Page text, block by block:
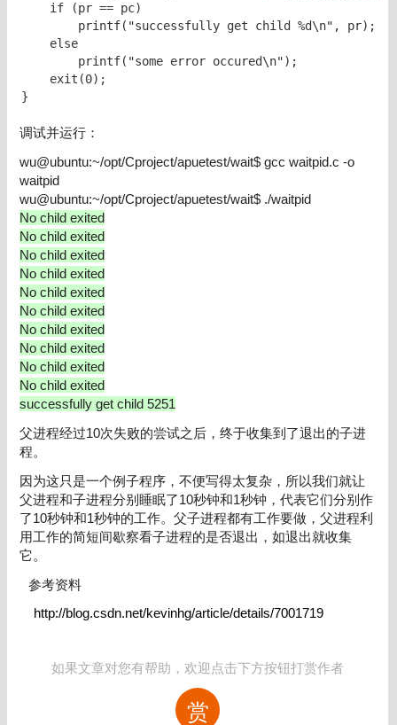
if (pr == pc)
printf("successfully get child %d\n", pr);
else
printf("some error occured\n");
exit(0);
}
调试并运行：
wu@ubuntu:~/opt/Cproject/apuetest/wait$ gcc waitpid.c -o
waitpid
wu@ubuntu:~/opt/Cproject/apuetest/wait$ ./waitpid
No child exited
No child exited
No child exited
No child exited
No child exited
No child exited
No child exited
No child exited
No child exited
No child exited
successfully get child 5251
父进程经过10次失败的尝试之后，终于收集到了退出的子进
程。
因为这只是一个例子程序，不便写得太复杂，所以我们就让
父进程和子进程分别睡眠了10秒钟和1秒钟，代表它们分别作
了10秒钟和1秒钟的工作。父子进程都有工作要做，父进程利
用工作的简短间歇察看子进程的是否退出，如退出就收集
它。
参考资料
http://blog.csdn.net/kevinhg/article/details/7001719
如果文章对您有帮助，欢迎点击下方按钮打赏作者
赏